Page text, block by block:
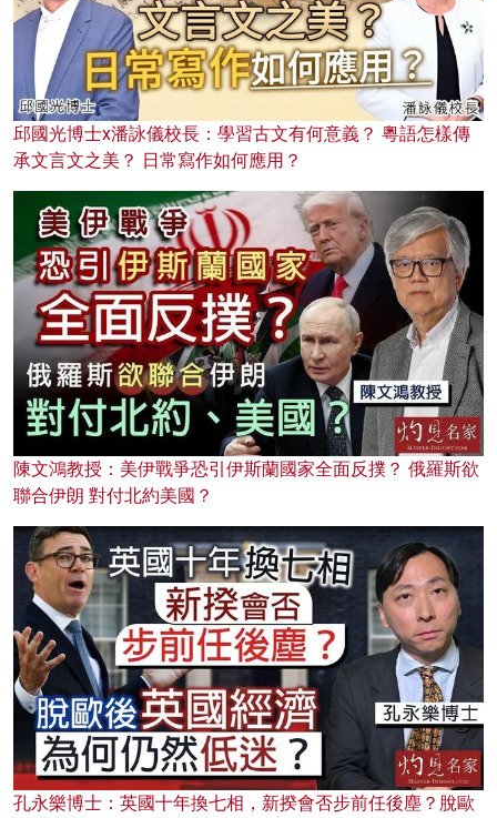
邱國光博士x潘詠儀校長：學習古文有何意義？ 粵語怎樣傳
承文言文之美？ 日常寫作如何應用？
陳文鴻教授：美伊戰爭恐引伊斯蘭國家全面反撲？ 俄羅斯欲
聯合伊朗 對付北約美國？
孔永樂博士：英國十年換七相，新揆會否步前任後塵？脫歐